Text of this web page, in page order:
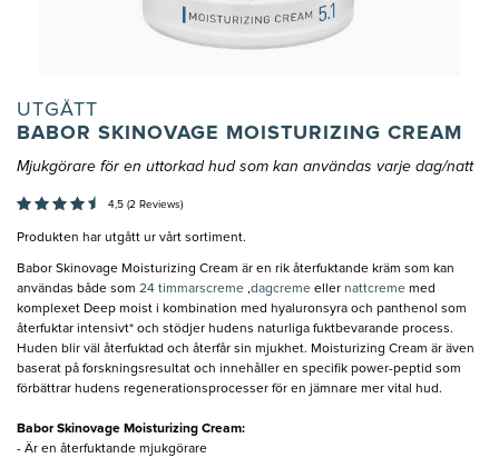
UTGÅTT
BABOR SKINOVAGE MOISTURIZING CREAM
Mjukgörare för en uttorkad hud som kan användas varje dag/natt
4,5 (2 Reviews)
Produkten har utgått ur vårt sortiment.
Babor Skinovage Moisturizing Cream är en rik återfuktande kräm som kan
användas både som 24 timmarscreme ,dagcreme eller nattcreme med
komplexet Deep moist i kombination med hyaluronsyra och panthenol som
återfuktar intensivt* och stödjer hudens naturliga fuktbevarande process.
Huden blir väl återfuktad och återfår sin mjukhet. Moisturizing Cream är även
baserat på forskningsresultat och innehåller en specifik power-peptid som
förbättrar hudens regenerationsprocesser för en jämnare mer vital hud.
Babor Skinovage Moisturizing Cream:
- Är en återfuktande mjukgörare